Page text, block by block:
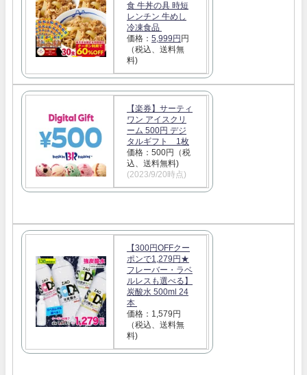
食 牛丼の具 時短
レンチン 牛めし
冷凍食品
価格： 5,999円 円
（税込、送料無
料)
【楽券】サーティ
ワン アイスクリ
ーム 500円 デジ
タルギフト 1枚
価格：500円（税
込、送料無料)
(2023/9/20時点)
【300円OFFクー
ポンで1,279円★
フレーバー・ラベ
ルレスも選べる】
炭酸水 500ml 24
本
価格：1,579円
（税込、送料無
料)